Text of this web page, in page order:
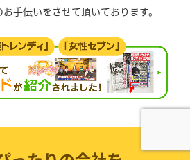
手伝いをさせて頂いております。